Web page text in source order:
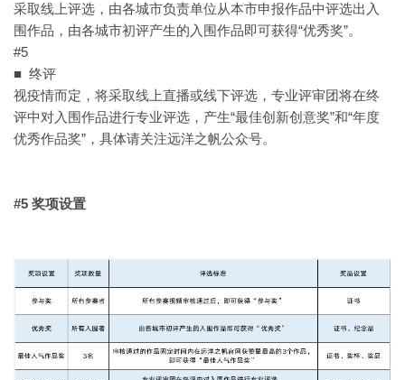
采取线上评选，由各城市负责单位从本市申报作品中评选出入
围作品，由各城市初评产生的入围作品即可获得“优秀奖”。
#5
■ 终评
视疫情而定，将采取线上直播或线下评选，专业评审团将在终
评中对入围作品进行专业评选，产生“最佳创新创意奖”和“年度
优秀作品奖”，具体请关注远洋之帆公众号。
#5 奖项设置